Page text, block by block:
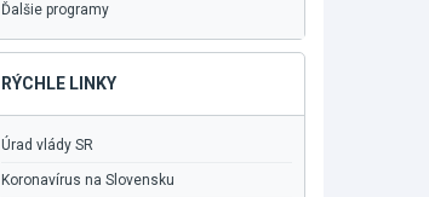
Ďalšie programy
RÝCHLE LINKY
Úrad vlády SR
Koronavírus na Slovensku